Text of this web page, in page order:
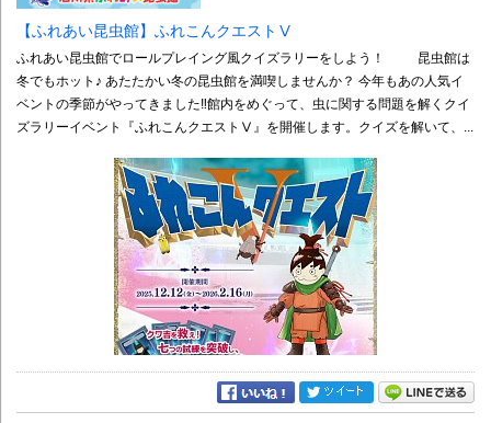
【ふれあい昆虫館】ふれこんクエストⅤ
ふれあい昆虫館でロールプレイング風クイズラリーをしよう！ 昆虫館は
冬でもホット♪ あたたかい冬の昆虫館を満喫しませんか？ 今年もあの人気イ
ベントの季節がやってきました‼館内をめぐって、虫に関する問題を解くクイ
ズラリーイベント『ふれこんクエストⅤ』を開催します。クイズを解いて、...